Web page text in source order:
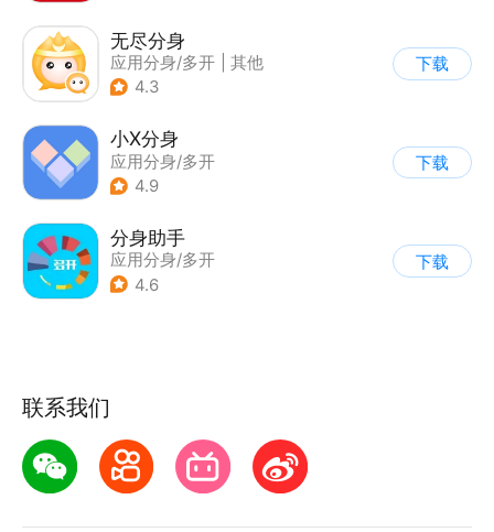
无尽分身
应用分身/多开
其他
4.3
下载
小X分身
应用分身/多开
4.9
下载
分身助手
应用分身/多开
4.6
下载
联系我们